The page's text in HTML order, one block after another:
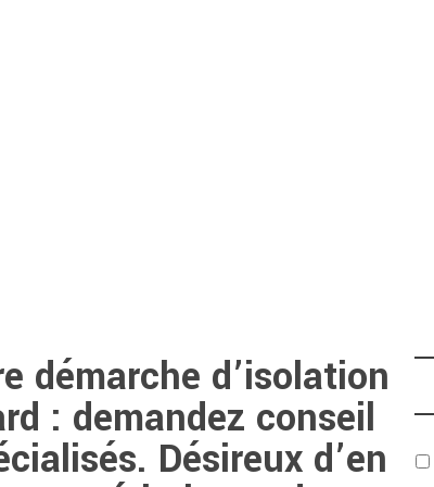
démarche d’isolation
: demandez conseil
Désireux d’en